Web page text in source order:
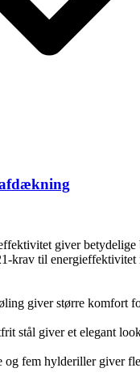
giver betydelige
krav til
giver større komfort
stål giver et elegant
og fem hylderiller giver